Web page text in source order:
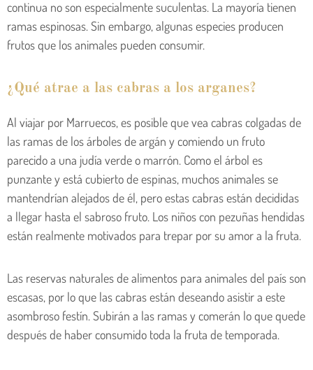
continua no son especialmente suculentas. La mayoría tienen
ramas espinosas. Sin embargo, algunas especies producen
frutos que los animales pueden consumir.
¿Qué atrae a las cabras a los arganes?
Al viajar por Marruecos, es posible que vea cabras colgadas de
las ramas de los árboles de argán y comiendo un fruto
parecido a una judía verde o marrón. Como el árbol es
punzante y está cubierto de espinas, muchos animales se
mantendrían alejados de él, pero estas cabras están decididas
a llegar hasta el sabroso fruto. Los niños con pezuñas hendidas
están realmente motivados para trepar por su amor a la fruta.
Las reservas naturales de alimentos para animales del país son
escasas, por lo que las cabras están deseando asistir a este
asombroso festín. Subirán a las ramas y comerán lo que quede
después de haber consumido toda la fruta de temporada.